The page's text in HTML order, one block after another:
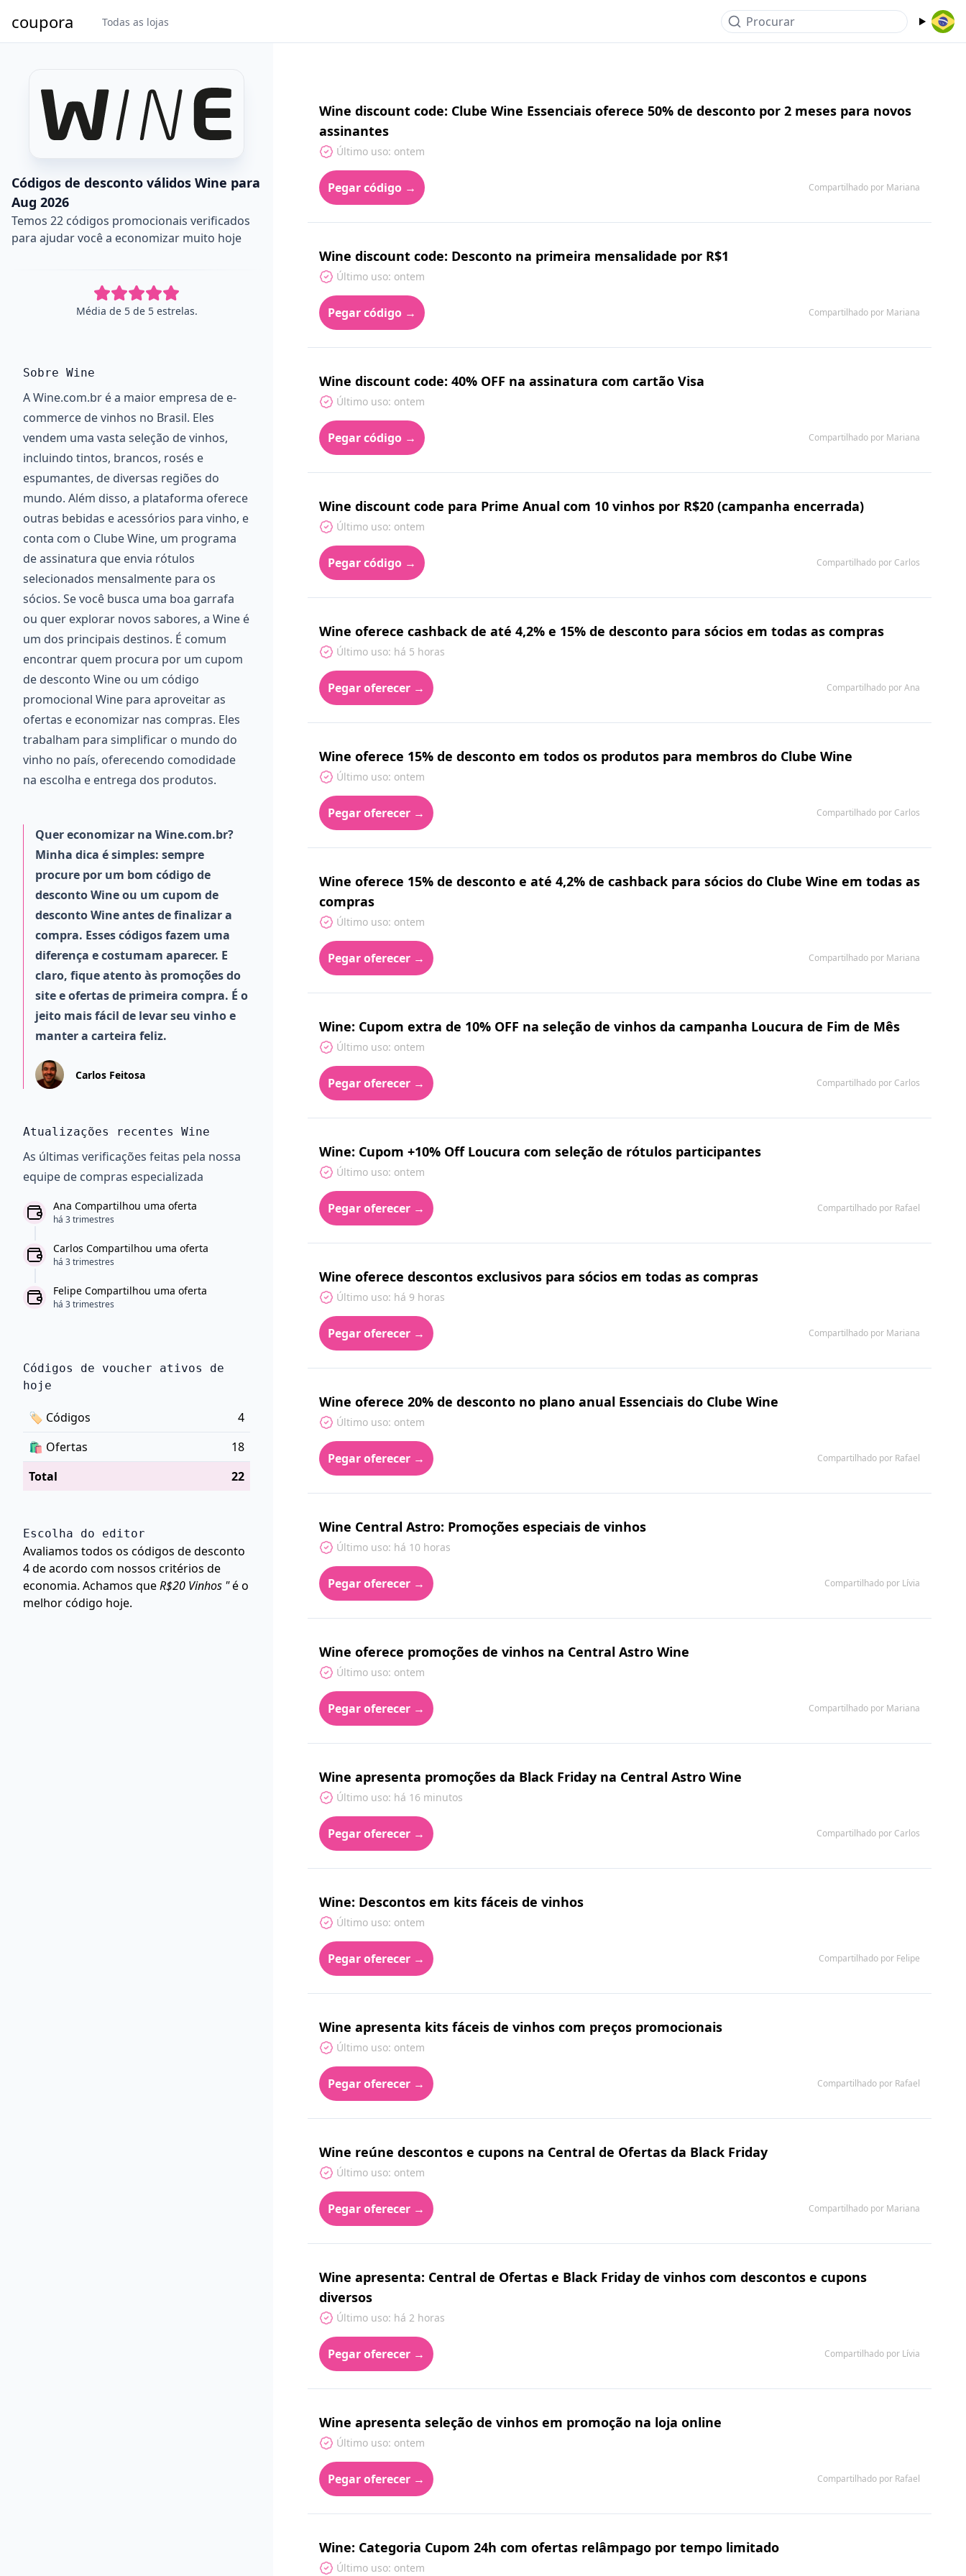
coupora Todas as lojas Procurar
Códigos de desconto válidos Wine para
Aug 2026
Temos 22 códigos promocionais verificados
para ajudar você a economizar muito hoje
Média de 5 de 5 estrelas.
Wine discount code: Clube Wine Essenciais oferece 50% de desconto por 2 meses para novos
assinantes
Último uso: ontem
Pegar código → Compartilhado por Mariana
Wine discount code: Desconto na primeira mensalidade por R$1
Último uso: ontem
Pegar código → Compartilhado por Mariana
Wine discount code: 40% OFF na assinatura com cartão Visa
Último uso: ontem
Pegar código → Compartilhado por Mariana
Wine discount code para Prime Anual com 10 vinhos por R$20 (campanha encerrada)
Último uso: ontem
Pegar código → Compartilhado por Carlos
Wine oferece cashback de até 4,2% e 15% de desconto para sócios em todas as compras
Último uso: há 5 horas
Pegar oferecer → Compartilhado por Ana
Wine oferece 15% de desconto em todos os produtos para membros do Clube Wine
Último uso: ontem
Pegar oferecer → Compartilhado por Carlos
Wine oferece 15% de desconto e até 4,2% de cashback para sócios do Clube Wine em todas as
compras
Último uso: ontem
Pegar oferecer → Compartilhado por Mariana
Wine: Cupom extra de 10% OFF na seleção de vinhos da campanha Loucura de Fim de Mês
Último uso: ontem
Pegar oferecer → Compartilhado por Carlos
Wine: Cupom +10% Off Loucura com seleção de rótulos participantes
Último uso: ontem
Pegar oferecer → Compartilhado por Rafael
Wine oferece descontos exclusivos para sócios em todas as compras
Último uso: há 9 horas
Pegar oferecer → Compartilhado por Mariana
Wine oferece 20% de desconto no plano anual Essenciais do Clube Wine
Último uso: ontem
Pegar oferecer → Compartilhado por Rafael
Wine Central Astro: Promoções especiais de vinhos
Último uso: há 10 horas
Pegar oferecer → Compartilhado por Lívia
Wine oferece promoções de vinhos na Central Astro Wine
Último uso: ontem
Pegar oferecer → Compartilhado por Mariana
Wine apresenta promoções da Black Friday na Central Astro Wine
Último uso: há 16 minutos
Pegar oferecer → Compartilhado por Carlos
Wine: Descontos em kits fáceis de vinhos
Último uso: ontem
Pegar oferecer → Compartilhado por Felipe
Wine apresenta kits fáceis de vinhos com preços promocionais
Último uso: ontem
Pegar oferecer → Compartilhado por Rafael
Wine reúne descontos e cupons na Central de Ofertas da Black Friday
Último uso: ontem
Pegar oferecer → Compartilhado por Mariana
Wine apresenta: Central de Ofertas e Black Friday de vinhos com descontos e cupons
diversos
Último uso: há 2 horas
Pegar oferecer → Compartilhado por Lívia
Wine apresenta seleção de vinhos em promoção na loja online
Último uso: ontem
Pegar oferecer → Compartilhado por Rafael
Wine: Categoria Cupom 24h com ofertas relâmpago por tempo limitado
Último uso: ontem
Sobre Wine
A Wine.com.br é a maior empresa de e-
commerce de vinhos no Brasil. Eles
vendem uma vasta seleção de vinhos,
incluindo tintos, brancos, rosés e
espumantes, de diversas regiões do
mundo. Além disso, a plataforma oferece
outras bebidas e acessórios para vinho, e
conta com o Clube Wine, um programa
de assinatura que envia rótulos
selecionados mensalmente para os
sócios. Se você busca uma boa garrafa
ou quer explorar novos sabores, a Wine é
um dos principais destinos. É comum
encontrar quem procura por um cupom
de desconto Wine ou um código
promocional Wine para aproveitar as
ofertas e economizar nas compras. Eles
trabalham para simplificar o mundo do
vinho no país, oferecendo comodidade
na escolha e entrega dos produtos.
Quer economizar na Wine.com.br?
Minha dica é simples: sempre
procure por um bom código de
desconto Wine ou um cupom de
desconto Wine antes de finalizar a
compra. Esses códigos fazem uma
diferença e costumam aparecer. E
claro, fique atento às promoções do
site e ofertas de primeira compra. É o
jeito mais fácil de levar seu vinho e
manter a carteira feliz.
Carlos Feitosa
Atualizações recentes Wine
As últimas verificações feitas pela nossa
equipe de compras especializada
Ana Compartilhou uma oferta
há 3 trimestres
Carlos Compartilhou uma oferta
há 3 trimestres
Felipe Compartilhou uma oferta
há 3 trimestres
Códigos de voucher ativos de
hoje
🏷 Códigos
4
🛍️ Ofertas
18
Total
22
Escolha do editor
Avaliamos todos os códigos de desconto
4 de acordo com nossos critérios de
economia. Achamos queR$20 Vinhos "é o
melhor código hoje.